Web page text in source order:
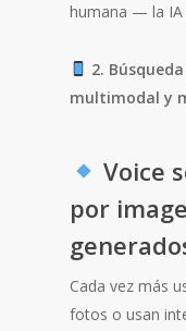
humana — la IA
2.
multimodal y
Voice
por
Cada vez más
fotos o usan